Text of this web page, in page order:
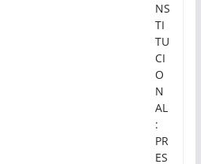
NS
TI
TU
CI
O
N
AL
:
PR
ES